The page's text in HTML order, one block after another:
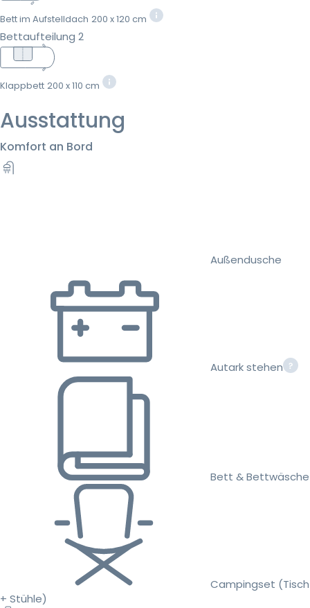
Bett im Aufstelldach 200 x 120 cm
Bettaufteilung 2
Klappbett 200 x 110 cm
Ausstattung
Komfort an Bord
Außendusche
Autark stehen
Bett & Bettwäsche
Campingset (Tisch
+ Stühle)